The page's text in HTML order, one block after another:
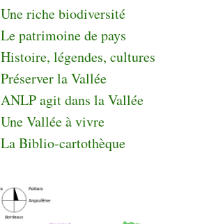
Une riche biodiversité
Le patrimoine de pays
Histoire, légendes, cultures
Préserver la Vallée
ANLP agit dans la Vallée
Une Vallée à vivre
La Biblio-cartothèque